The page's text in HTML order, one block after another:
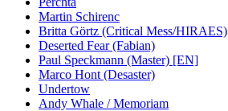
Martin Schirenc
Britta Görtz (Critical Mess/HIRAES)
Deserted Fear (Fabian)
Paul Speckmann (Master) [EN]
Marco Hont (Desaster)
Undertow
Andy Whale / Memoriam